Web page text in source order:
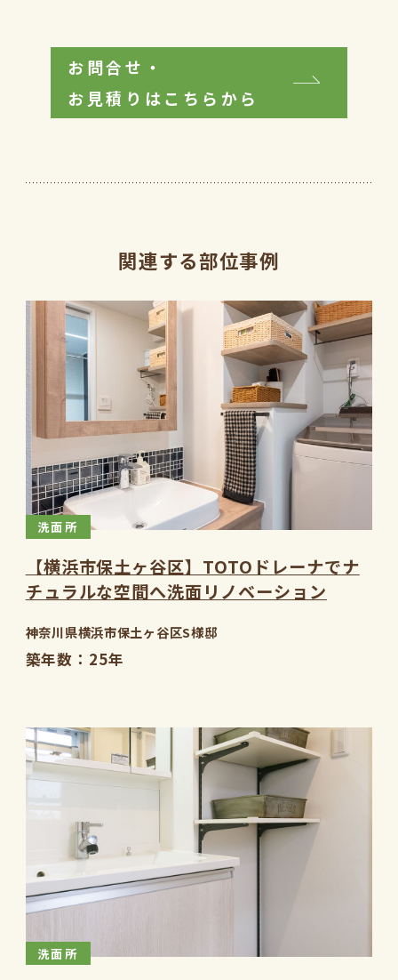
お問合せ・
お見積りはこちらから
関連する部位事例
洗面所
【横浜市保土ヶ谷区】TOTOドレーナでナ
チュラルな空間へ洗面リノベーション
神奈川県横浜市保土ヶ谷区S様邸
築年数 25年
洗面所